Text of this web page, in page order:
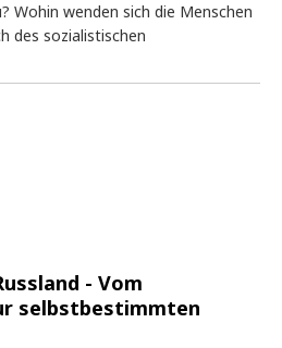
Wohin wenden sich die Menschen
des sozialistischen
- Vom
selbstbestimmten